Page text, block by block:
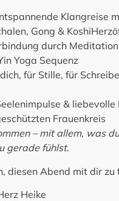
Klangreise
Gong &
durch
Yoga Sequenz
für Stille, für
&
Frauenkreis
– mit allem, was
gerade fühlst.
diesen Abend mit dir zu
Heike